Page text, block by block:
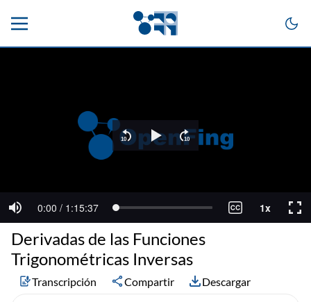
Derivadas de las Funciones
Trigonométricas Inversas
Transcripción Compartir Descargar